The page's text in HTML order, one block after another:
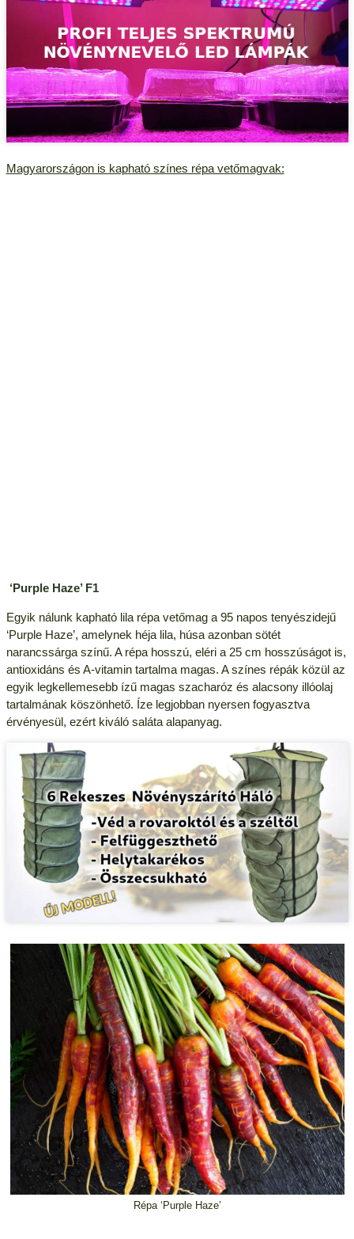
Magyarországon is kapható színes répa vetőmagvak:
‘Purple Haze’ F1
Egyik nálunk kapható lila répa vetőmag a 95 napos tenyészidejű
‘Purple Haze’, amelynek héja lila, húsa azonban sötét
narancssárga színű. A répa hosszú, eléri a 25 cm hosszúságot is,
antioxidáns és A-vitamin tartalma magas. A színes répák közül az
egyik legkellemesebb ízű magas szacharóz és alacsony illóolaj
tartalmának köszönhető. Íze legjobban nyersen fogyasztva
érvényesül, ezért kiváló saláta alapanyag.
Répa ‘Purple Haze’